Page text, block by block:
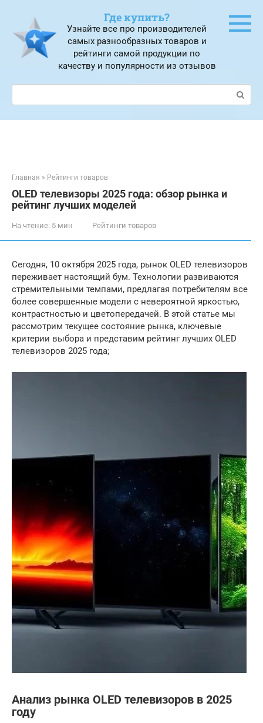
контенту
Где купить?
Узнайте все про производителей
самых разнообразных товаров и
рейтинги самой продукции по
качеству и популярности из отзывов
Поиск:
Главная » Рейтинги товаров
OLED телевизоры 2025 года: обзор рынка и
рейтинг лучших моделей
На чтение: 5 мин Рейтинги товаров
Сегодня, 10 октября 2025 года, рынок OLED телевизоров
переживает настоящий бум. Технологии развиваются
стремительными темпами, предлагая потребителям все
более совершенные модели с невероятной яркостью,
контрастностью и цветопередачей. В этой статье мы
рассмотрим текущее состояние рынка, ключевые
критерии выбора и представим рейтинг лучших OLED
телевизоров 2025 года;
Анализ рынка OLED телевизоров в 2025
году